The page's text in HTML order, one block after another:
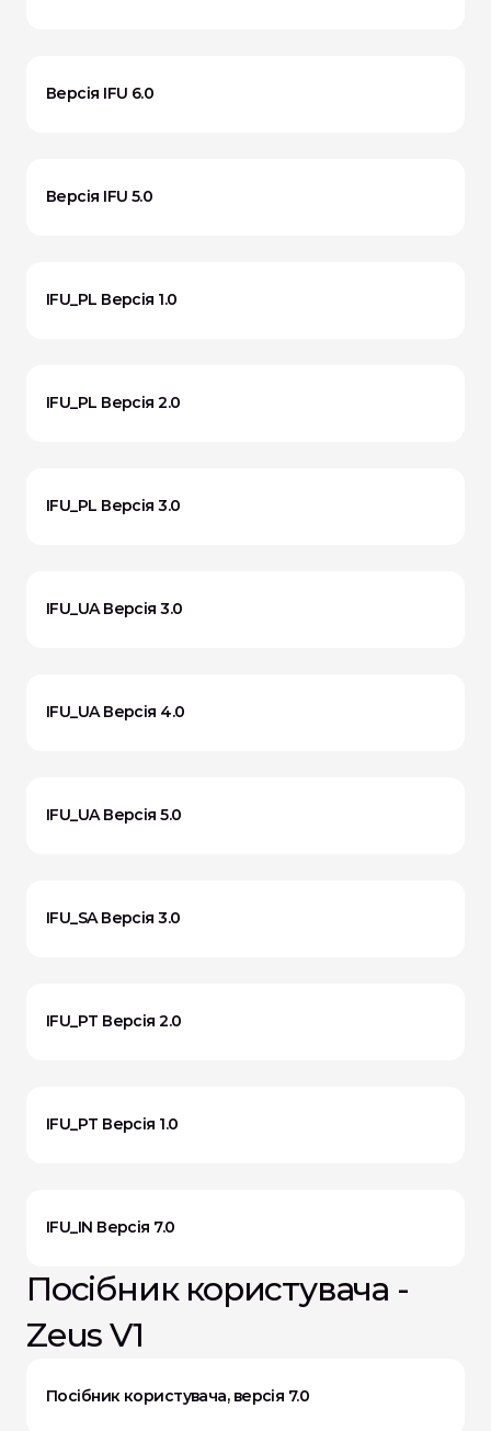
Версія IFU 6.0
Версія IFU 5.0
IFU_PL Версія 1.0
IFU_PL Версія 2.0
IFU_PL Версія 3.0
IFU_UA Версія 3.0
IFU_UA Версія 4.0
IFU_UA Версія 5.0
IFU_SA Версія 3.0
IFU_PT Версія 2.0
IFU_PT Версія 1.0
IFU_IN Версія 7.0
Посібник користувача -
Zeus V1
Посібник користувача, версія 7.0